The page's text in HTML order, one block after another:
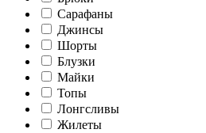
Сарафаны
Джинсы
Шорты
Блузки
Майки
Топы
Лонгсливы
Жилеты